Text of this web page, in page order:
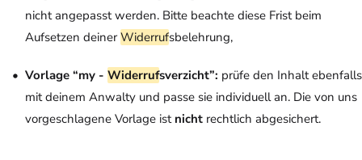
nicht angepasst werden. Bitte beachte diese Frist beim
Aufsetzen deiner Widerrufsbelehrung,
Vorlage “my - Widerrufsverzicht”: prüfe den Inhalt ebenfalls
mit deinem Anwalty und passe sie individuell an. Die von uns
vorgeschlagene Vorlage ist nicht rechtlich abgesichert.